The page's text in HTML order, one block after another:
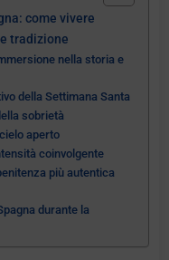
come vivere
tradizione
nella storia e
della Settimana Santa
sobrietà
aperto
coinvolgente
più autentica
durante la